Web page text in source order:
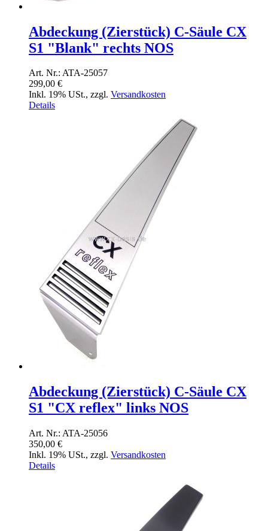
Abdeckung (Zierstück) C-Säule CX
S1 "Blank" rechts NOS
Art. Nr.: ATA-25057
299,00 €
Inkl. 19% USt., zzgl. Versandkosten
Details
Abdeckung (Zierstück) C-Säule CX
S1 "CX reflex" links NOS
Art. Nr.: ATA-25056
350,00 €
Inkl. 19% USt., zzgl. Versandkosten
Details